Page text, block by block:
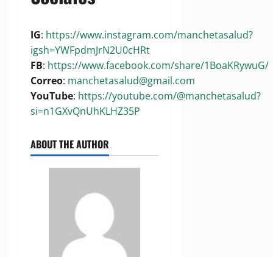
IG: https://www.instagram.com/manchetasalud?
igsh=YWFpdmJrN2U0cHRt
FB: https://www.facebook.com/share/1BoaKRywuG/
Correo: manchetasalud@gmail.com
YouTube: https://youtube.com/@manchetasalud?
si=n1GXvQnUhKLHZ35P
ABOUT THE AUTHOR